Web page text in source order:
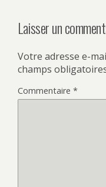
Laisser un
Votre adresse e-
champs
Commentaire *